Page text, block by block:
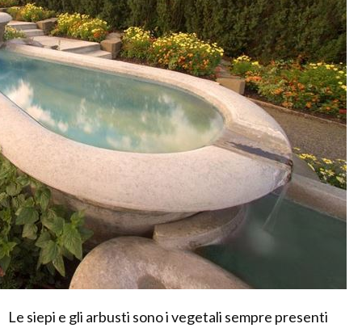
Le siepi e gli arbusti sono i vegetali sempre presenti